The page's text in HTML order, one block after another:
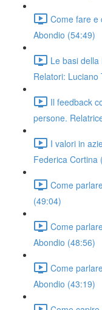
Come fare e
Abondio (54:49)
Le basi
Relatori:
Il feedback
persone.
I valori in
Federica Cortina
Come
(49:04)
Come
Abondio (48:56)
Come
Abondio (43:19)